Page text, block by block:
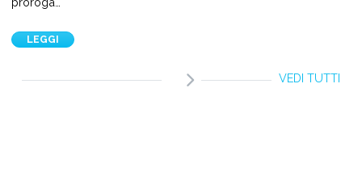
LEGGI
VEDI TUTTI